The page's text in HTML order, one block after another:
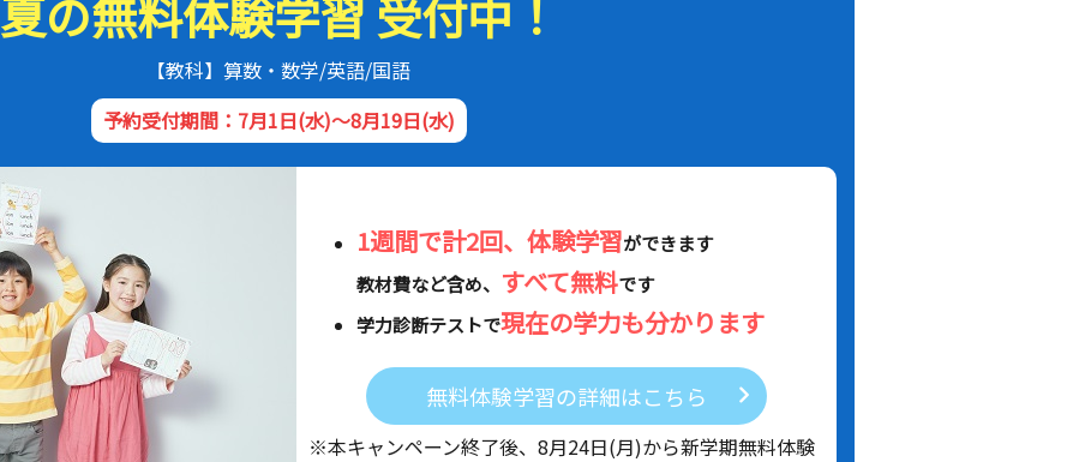
夏の無料体験学習 受付中！
【教科】算数・数学/英語/国語
予約受付期間：7月1日(水)～8月19日(水)
1週間で計2回、体験学習ができます
教材費など含め、 すべて無料です
学力診断テストで現在の学力も分かります
無料体験学習の詳細はこちら
※本キャンペーン終了後、 8月24日(月)から新学期無料体験